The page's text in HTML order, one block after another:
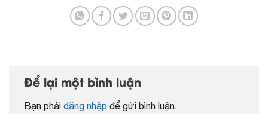
Để lại một bình luận
Bạn phải đăng nhập để gửi bình luận.